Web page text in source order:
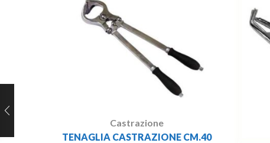
Castrazione
TENAGLIA CASTRAZIONE CM.40